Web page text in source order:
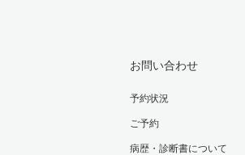
お問い合わせ
予約状況
ご予約
病歴・診断書について